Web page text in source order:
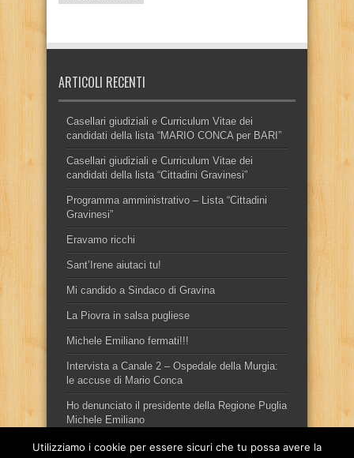
ARTICOLI RECENTI
Casellari giudiziali e Curriculum Vitae dei
candidati della lista “MARIO CONCA per BARI”
Casellari giudiziali e Curriculum Vitae dei
candidati della lista “Cittadini Gravinesi”
Programma amministrativo – Lista “Cittadini
Gravinesi”
Eravamo ricchi
Sant’Irene aiutaci tu!
Mi candido a Sindaco di Gravina
La Piovra in salsa pugliese
Michele Emiliano fermati!!!
Intervista a Canale 2 – Ospedale della Murgia:
le accuse di Mario Conca
Ho denunciato il presidente della Regione Puglia
Michele Emiliano
Utilizziamo i cookie per essere sicuri che tu possa avere la